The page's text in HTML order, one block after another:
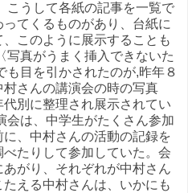
こうして各紙の記事を一覧で
てくるものがあり、台紙に
このように展示することも
写真がうまく挿入できないた
目を引かされたのが,昨年８
さんの講演会の時の写真
別に整理され展示されてい
会は、中学生がたくさん参加
、中村さんの活動の記録を
たりして参加していた。会
がり、それぞれが中村さん
える中村さんは、いかにも